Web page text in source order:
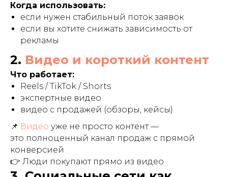
Когда использовать:
если нужен стабильный поток заявок
если вы хотите снижать зависимость от
рекламы
2. Видео и короткий контент
Что работает:
Reels / TikTok / Shorts
экспертные видео
видео с продажей (обзоры, кейсы)
📌 Видео уже не просто контент —
это полноценный канал продаж с прямой
конверсией
👉 Люди покупают прямо из видео